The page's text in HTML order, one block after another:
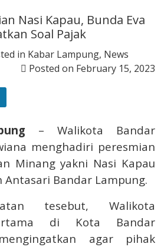
Nasi Kapau, Bunda Eva
Soal Pajak
in Kabar Lampung, News
Posted on February 15, 2023
– Walikota Bandar
menghadiri peresmian
Minang yakni Nasi Kapau
Antasari Bandar Lampung.
tesebut, Walikota
di Kota Bandar
agar pihak